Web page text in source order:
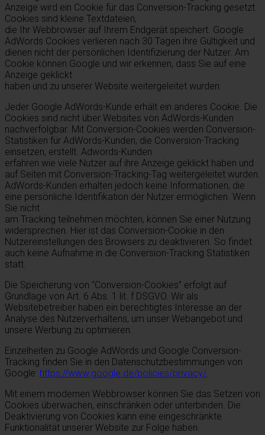
Anzeige wird ein Cookie für das Conversion-Tracking gesetzt.
Cookies sind kleine Textdateien,
die Ihr Webbrowser auf Ihrem Endgerät speichert. Google
AdWords Cookies verlieren nach 30 Tagen ihre Gültigkeit und
dienen nicht der persönlichen Identifizierung der Nutzer. Am
Cookie können Google und wir erkennen, dass Sie auf eine
Anzeige geklickt
haben und zu unserer Website weitergeleitet wurden.
Jeder Google AdWords-Kunde erhält ein anderes Cookie. Die
Cookies sind nicht über Websites von AdWords-Kunden
nachverfolgbar. Mit Conversion-Cookies werden Conversion-
Statistiken für AdWords-Kunden, die Conversion-Tracking
einsetzen, erstellt. Adwords-Kunden
erfahren wie viele Nutzer auf ihre Anzeige geklickt haben und
auf Seiten mit Conversion-Tracking-Tag weitergeleitet wurden.
AdWords-Kunden erhalten jedoch keine Informationen, die
eine persönliche Identifikation der Nutzer ermöglichen. Wenn
Sie nicht
am Tracking teilnehmen möchten, können Sie einer Nutzung
widersprechen. Hier ist das Conversion-Cookie in den
Nutzereinstellungen des Browsers zu deaktivieren. So findet
auch keine Aufnahme in die Conversion-Tracking Statistiken
statt.
Die Speicherung von “Conversion-Cookies” erfolgt auf
Grundlage von Art. 6 Abs. 1 lit. f DSGVO. Wir als
Websitebetreiber haben ein berechtigtes Interesse an der
Analyse des Nutzerverhaltens, um unser Webangebot und
unsere Werbung zu optimieren.
Einzelheiten zu Google AdWords und Google Conversion-
Tracking finden Sie in den Datenschutzbestimmungen von
Google: https://www.google.de/policies/privacy/.
Mit einem modernen Webbrowser können Sie das Setzen von
Cookies überwachen, einschränken oder unterbinden. Die
Deaktivierung von Cookies kann eine eingeschränkte
Funktionalität unserer Website zur Folge haben.